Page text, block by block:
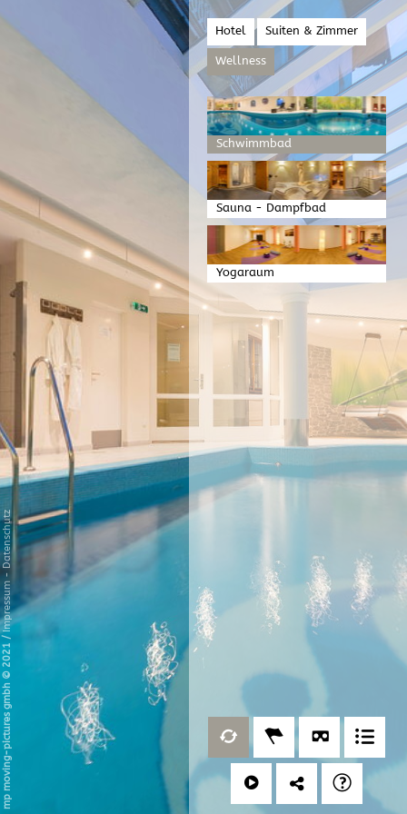
Hotel Suiten & Zimmer
Wellness
Schwimmbad
Sauna - Dampfbad
Yogaraum
mp moving-pictures gmbh © 2021
/
Impressum
-
Datenschutz